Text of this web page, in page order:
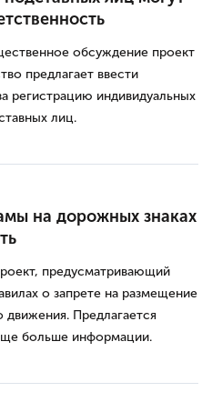
обсуждение проект
предлагает ввести
регистрацию индивидуальных
лиц.
на дорожных знаках
предусматривающий
о запрете на размещение
Предлагается
больше информации.